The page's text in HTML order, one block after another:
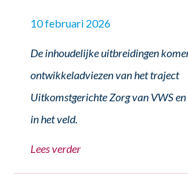
10 februari 2026
De inhoudelijke uitbreidingen
ontwikkeladviezen van het traject
Uitkomstgerichte Zorg van VWS
in het veld.
Lees verder